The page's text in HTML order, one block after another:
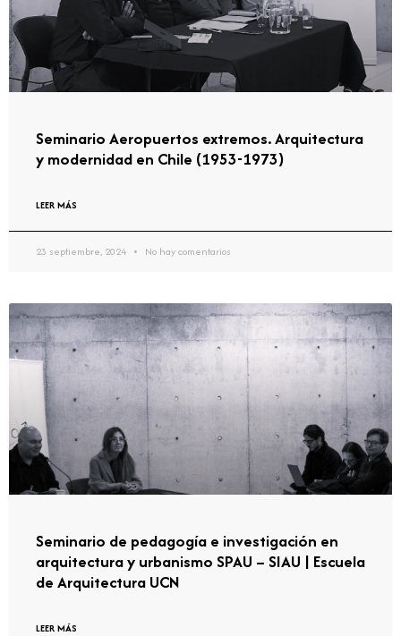
Seminario Aeropuertos extremos. Arquitectura
y modernidad en Chile (1953-1973)
LEER MÁS
23 septiembre, 2024 No hay comentarios
Seminario de pedagogía e investigación en
arquitectura y urbanismo SPAU – SIAU | Escuela
de Arquitectura UCN
LEER MÁS